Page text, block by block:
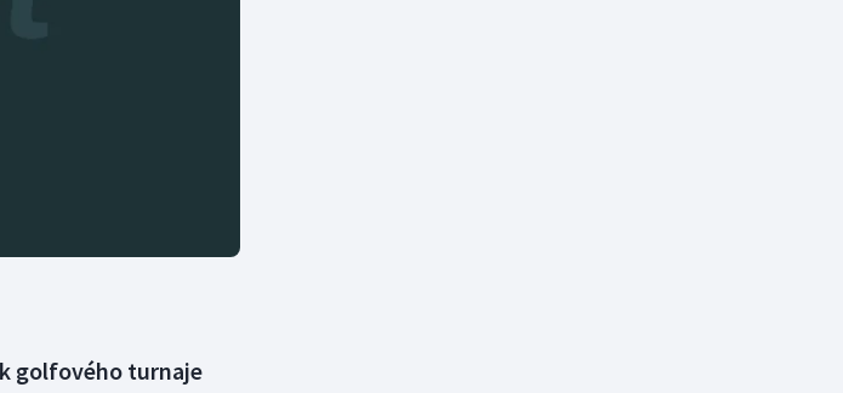
golfového turnaje